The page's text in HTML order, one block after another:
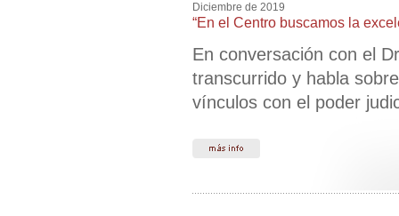
Diciembre de 2019
“En el Centro buscamos la
En conversación con el
transcurrido y habla
vínculos con el poder